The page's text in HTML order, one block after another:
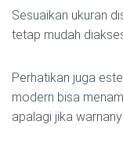
Sesuaikan ukuran
tetap mudah
Perhatikan juga
modern bisa
apalagi jika